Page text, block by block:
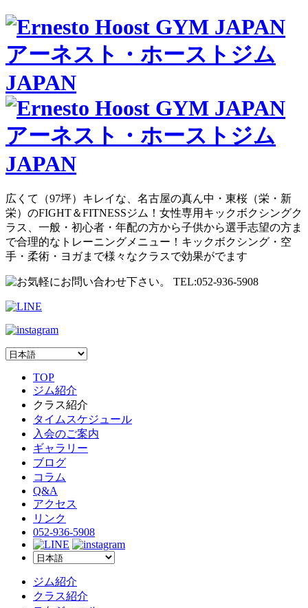
広くて（97坪）キレイな、名古屋の真ん中・東桜（栄・新
栄）のFIGHT＆FITNESSジム！女性専用キックボクシングク
ラス、一般・初心者・年配の方から子供から選手志望の方ま
で合理的なトレーニングメニュー！キックボクシング・空
手・柔術・ヨガまで様々なクラスで効果がでます
TOP
ジム紹介
クラス紹介
タイムスケジュール
入会のご案内
ギャラリー
ブログ
コラム
Q&A
アクセス
リンク
052-936-5908
ジム紹介
クラス紹介